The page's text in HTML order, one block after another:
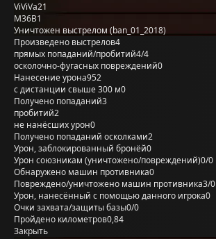
ViViVa21
M36B1
Уничтожен выстрелом (ban_01_2018)
Произведено выстрелов4
прямых попаданий/пробитий4/4
осколочно-фугасных повреждений0
Нанесение урона952
с дистанции свыше 300 м0
Получено попаданий3
пробитий2
не нанёсших урон0
Получено попаданий осколками2
Урон, заблокированный бронёй0
Урон союзникам (уничтожено/повреждений)0/0
Обнаружено машин противника0
Повреждено/уничтожено машин противника3/0
Урон, нанесённый с помощью данного игрока0
Очки захвата/защиты базы0/0
Пройдено километров0,84
Закрыть